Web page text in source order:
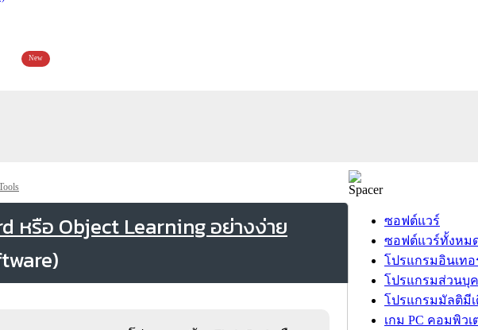
New
หรือ Object Learning อย่างง่าย
ซอฟต์แวร์
ซอฟต์แวร์ทั้งหม
โปรแกรมอินเทอ
โปรแกรมส่วนบุ
โปรแกรมมัลติมีเ
เกม PC คอมพิวเ